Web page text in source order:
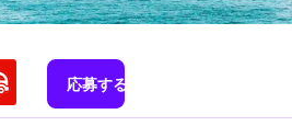
応募する